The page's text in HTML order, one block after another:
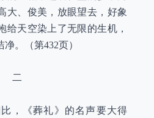
大、俊美，放眼望去，好象
给天空染上了无限的生机，
。（第432页）
二
《葬礼》的名声要大得